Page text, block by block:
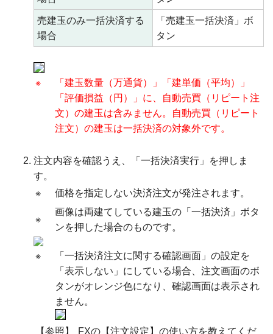
売建玉のみ一括決済する
場合
「売建玉一括決済」ボ
タン
※
「建玉数量（万通貨）」「建単価（平均）」
「評価損益（円）」に、自動売買（リピート注
文）の建玉は含みません。自動売買（リピート
注文）の建玉は一括決済の対象外です。
注文内容を確認うえ、「一括決済実行」を押しま
す。
※
価格を指定しない決済注文が発注されます。
※
画像は両建てしている建玉の「一括決済」ボタ
ンを押した場合のものです。
※
「一括決済注文に関する確認画面」の設定を
「表示しない」にしている場合、注文画面のボ
タンがオレンジ色になり、確認画面は表示され
ません。
【参照】
FXの【注文設定】の使い方を教えてくだ